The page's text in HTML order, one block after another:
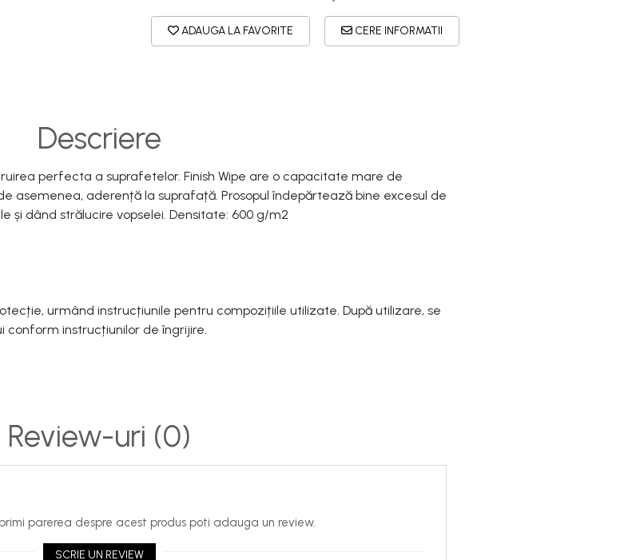
ADAUGA LA FAVORITE CERE INFORMATII
Descriere
perfecta a suprafetelor. Finish Wipe are o capacitate mare de
asemenea, aderență la suprafață. Prosopul îndepărtează bine excesul de
și dând strălucire vopselei. Densitate: 600 g/m2
urmând instrucțiunile pentru compozițiile utilizate. După utilizare, se
conform instrucțiunilor de îngrijire.
Review-uri (0)
parerea despre acest produs poti adauga un review.
SCRIE UN REVIEW